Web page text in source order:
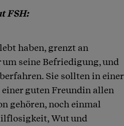
FSH:
haben, grenzt an
seine Befriedigung, und
Sie sollten in einer
guten Freundin allen
gehören, noch einmal
Wut und